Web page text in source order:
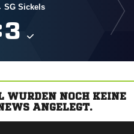
SG Sickels

WURDEN NOCH KEINE
ANGELEGT.